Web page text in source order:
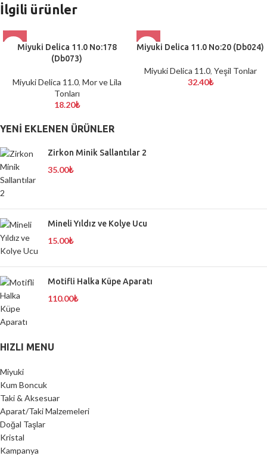
İlgili ürünler
Miyuki Delica 11.0 No:178
(Db073)
Miyuki Delica 11.0, Mor ve Lila
Tonları
18.20₺
Miyuki Delica 11.0 No:20 (Db024)
Miyuki Delica 11.0, Yeşil Tonlar
32.40₺
YENI EKLENEN ÜRÜNLER
Zirkon Minik Sallantılar 2
35.00₺
Mineli Yıldız ve Kolye Ucu
15.00₺
Motifli Halka Küpe Aparatı
110.00₺
HIZLI MENU
Miyuki
Kum Boncuk
Taki & Aksesuar
Aparat/Taki Malzemeleri
Doğal Taşlar
Kristal
Kampanya